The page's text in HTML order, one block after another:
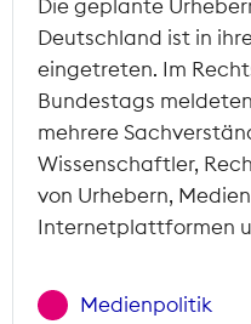
Die geplante
Deutschland ist in
eingetreten. Im
Bundestags meldeten
mehrere
Wissenschaftler,
von Urhebern,
Internetplattformen
Medienpolitik